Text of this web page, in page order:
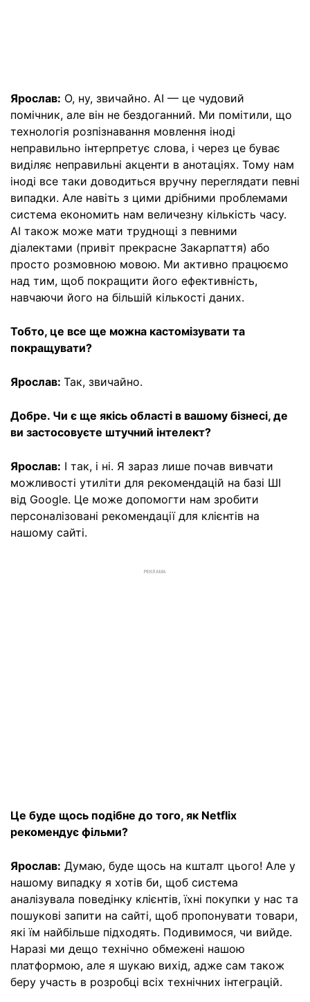
Ярослав: О, ну, звичайно. AI — це чудовий
помічник, але він не бездоганний. Ми помітили, що
технологія розпізнавання мовлення іноді
неправильно інтерпретує слова, і через це буває
виділяє неправильні акценти в анотаціях. Тому нам
іноді все таки доводиться вручну переглядати певні
випадки. Але навіть з цими дрібними проблемами
система економить нам величезну кількість часу.
AI також може мати труднощі з певними
діалектами (привіт прекрасне Закарпаття) або
просто розмовною мовою. Ми активно працюємо
над тим, щоб покращити його ефективність,
навчаючи його на більшій кількості даних.
Тобто, це все ще можна кастомізувати та
покращувати?
Ярослав: Так, звичайно.
Добре. Чи є ще якісь області в вашому бізнесі, де
ви застосовуєте штучний інтелект?
Ярослав: І так, і ні. Я зараз лише почав вивчати
можливості утиліти для рекомендацій на базі ШІ
від Google. Це може допомогти нам зробити
персоналізовані рекомендації для клієнтів на
нашому сайті.
РЕКЛАМА
Це буде щось подібне до того, як Netflix
рекомендує фільми?
Ярослав: Думаю, буде щось на кшталт цього! Але у
нашому випадку я хотів би, щоб система
аналізувала поведінку клієнтів, їхні покупки у нас та
пошукові запити на сайті, щоб пропонувати товари,
які їм найбільше підходять. Подивимося, чи вийде.
Наразі ми дещо технічно обмежені нашою
платформою, але я шукаю вихід, адже сам також
беру участь в розробці всіх технічних інтеграцій.